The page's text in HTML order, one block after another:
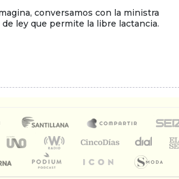
conversamos con la ministra
ley que permite la libre lactancia.